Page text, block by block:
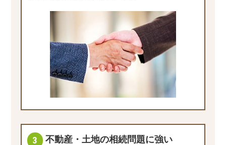
不動産・土地の相続問題に強い